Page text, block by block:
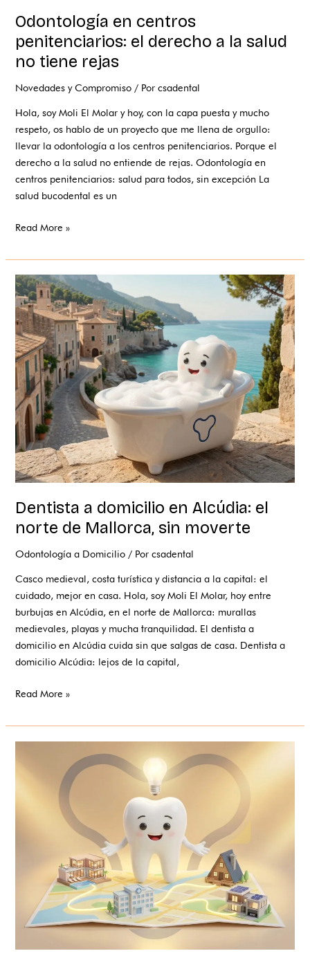
Odontología en centros
penitenciarios: el derecho a la salud
no tiene rejas
Novedades y Compromiso / Porcsadental
Hola, soy Moli El Molar y hoy, con la capa puesta y mucho
respeto, os hablo de un proyecto que me llena de orgullo:
llevar la odontología a los centros penitenciarios. Porque el
derecho a la salud no entiende de rejas. Odontología en
centros penitenciarios: salud para todos, sin excepción La
salud bucodental es un
Read More »
Dentista a domicilio en Alcúdia: el
norte de Mallorca, sin moverte
Odontología a Domicilio / Porcsadental
Casco medieval, costa turística y distancia a la capital: el
cuidado, mejor en casa. Hola, soy Moli El Molar, hoy entre
burbujas en Alcúdia, en el norte de Mallorca: murallas
medievales, playas y mucha tranquilidad. El dentista a
domicilio en Alcúdia cuida sin que salgas de casa. Dentista a
domicilio Alcúdia: lejos de la capital,
Dentista
a
domicilio
en
Alcúdia:
el
norte
de
Mallorca,
sin
moverte
Read More »
odontología
proyectos
pioneros